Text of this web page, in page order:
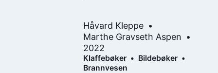
Håvard Kleppe
Marthe Gravseth Aspen
2022
Klaffebøker
Bildebøker
Brannvesen